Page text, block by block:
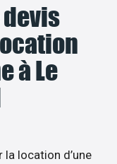
devis
à Le
la location d’une